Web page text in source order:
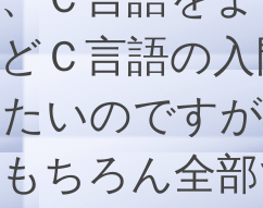
Ｃ言語の
いのです
ちろん全